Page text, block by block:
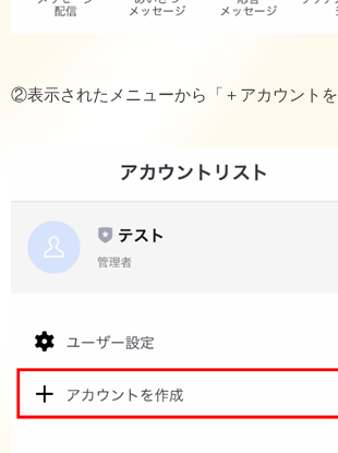
②表示されたメニューから「＋アカウント